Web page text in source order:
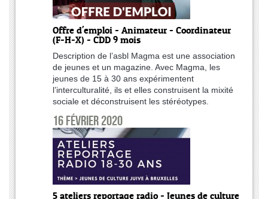
Offre d'emploi - Animateur - Coordinateur
(F-H-X) - CDD 9 mois
Description de l’asbl Magma est une association
de jeunes et un magazine. Avec Magma, les
jeunes de 15 à 30 ans expérimentent
l’interculturalité, ils et elles construisent la mixité
sociale et déconstruisent les stéréotypes.
16 février 2020
5 ateliers reportage radio - Jeunes de culture